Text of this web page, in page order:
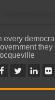
every